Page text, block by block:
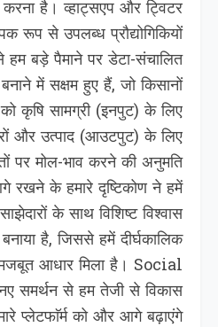
है। व्हाट्सएप और ट्विटर
रूप से उपलब्ध प्रौद्योग‍िक‍ियों
हम बड़े पैमाने पर डेटा-संचालित
में सक्षम हुए हैं, जो किसानों
को कृषि सामग्री (इनपुट) के लिए
और उत्‍पाद (आउटपुट) के लिए
पर मोल-भाव करने की अनुमति
रखने के हमारे दृष्टिकोण ने हमें
के साथ व‍िश‍िष्‍ट विश्वास
है, जिससे हमें दीर्घकालिक
आधार मिला है। Social
समर्थन से हम तेजी से विकास
प्‍लेटफाॅर्म को और आगे बढ़ाएंगे